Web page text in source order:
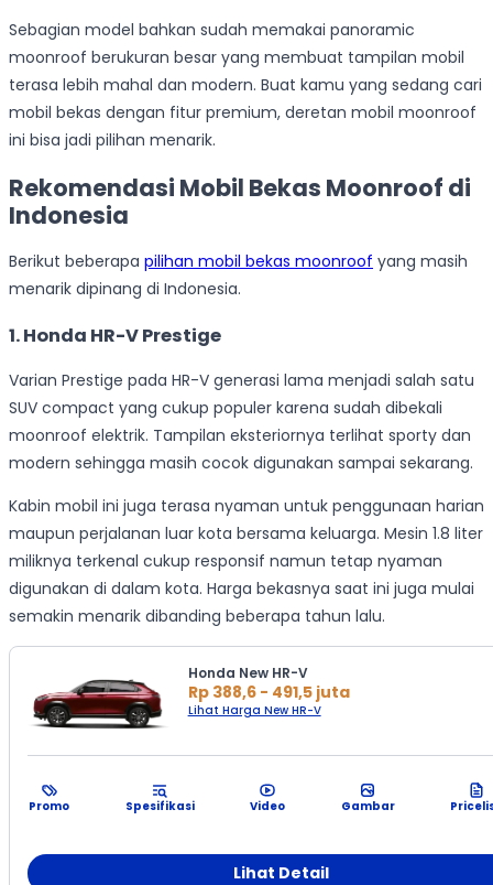
Sebagian model bahkan sudah memakai panoramic
moonroof berukuran besar yang membuat tampilan mobil
terasa lebih mahal dan modern. Buat kamu yang sedang cari
mobil bekas dengan fitur premium, deretan mobil moonroof
ini bisa jadi pilihan menarik.
Rekomendasi Mobil Bekas Moonroof di
Indonesia
Berikut beberapa pilihan mobil bekas moonroof yang masih
menarik dipinang di Indonesia.
1. Honda HR-V Prestige
Varian Prestige pada HR-V generasi lama menjadi salah satu
SUV compact yang cukup populer karena sudah dibekali
moonroof elektrik. Tampilan eksteriornya terlihat sporty dan
modern sehingga masih cocok digunakan sampai sekarang.
Kabin mobil ini juga terasa nyaman untuk penggunaan harian
maupun perjalanan luar kota bersama keluarga. Mesin 1.8 liter
miliknya terkenal cukup responsif namun tetap nyaman
digunakan di dalam kota. Harga bekasnya saat ini juga mulai
semakin menarik dibanding beberapa tahun lalu.
Honda New HR-V
Rp 388,6 - 491,5 juta
Lihat Harga New HR-V
Promo Spesifikasi Video Gambar
Lihat Detail